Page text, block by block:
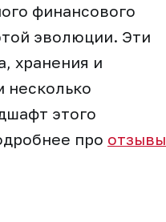
финансового
эволюции. Эти
хранения и
несколько
этого
про отзывы